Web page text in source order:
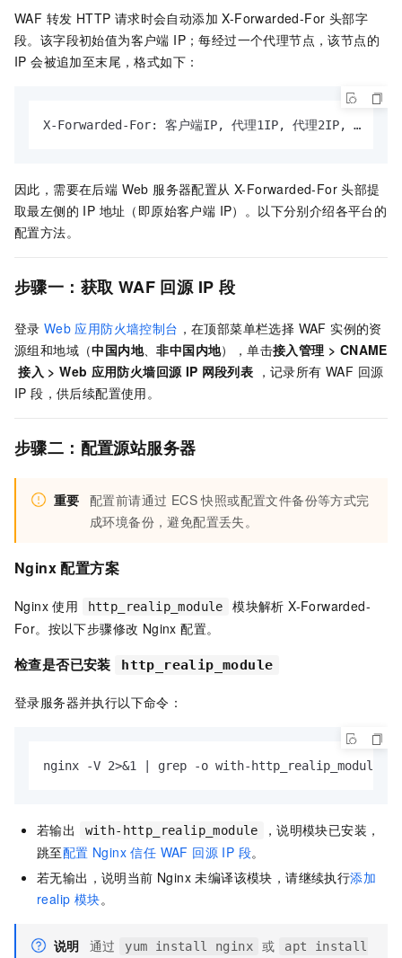
WAF 转发 HTTP 请求时会自动添加 X-Forwarded-For 头部字
段。该字段初始值为客户端 IP；每经过一个代理节点，该节点的
IP 会被追加至末尾，格式如下：
X-Forwarded-For: 客户端IP, 代理1IP, 代理2IP, …
因此，需要在后端 Web 服务器配置从 X-Forwarded-For 头部提
取最左侧的 IP 地址（即原始客户端 IP）。以下分别介绍各平台的
配置方法。
步骤一：获取 WAF 回源 IP 段
登录 Web 应用防火墙控制台 ，在顶部菜单栏选择 WAF 实例的资
源组和地域（中国内地、非中国内地），单击接入管理 > CNAME
接入 >Web 应用防火墙回源 IP 网段列表 ，记录所有 WAF 回源
IP 段，供后续配置使用。
步骤二：配置源站服务器
重要 配置前请通过 ECS 快照或配置文件备份等方式完
成环境备份，避免配置丢失。
Nginx 配置方案
Nginx 使用 http_realip_module
模块解析 X-Forwarded-
For。按以下步骤修改 Nginx 配置。
检查是否已安装 http_realip_module
登录服务器并执行以下命令：
nginx -V 2>&1 | grep -o with-http_realip_module
若输出 with-http_realip_module
，说明模块已安装，
跳至配置 Nginx 信任 WAF 回源 IP 段。
若无输出，说明当前 Nginx 未编译该模块，请继续执行添加
realip 模块。
说明 通过 yum install nginx 或
apt install